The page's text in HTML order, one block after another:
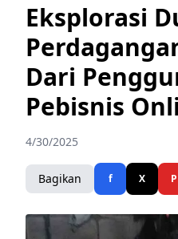
Eksplorasi
Dari
Pebisnis
4/30/2025
Bagikan f X P